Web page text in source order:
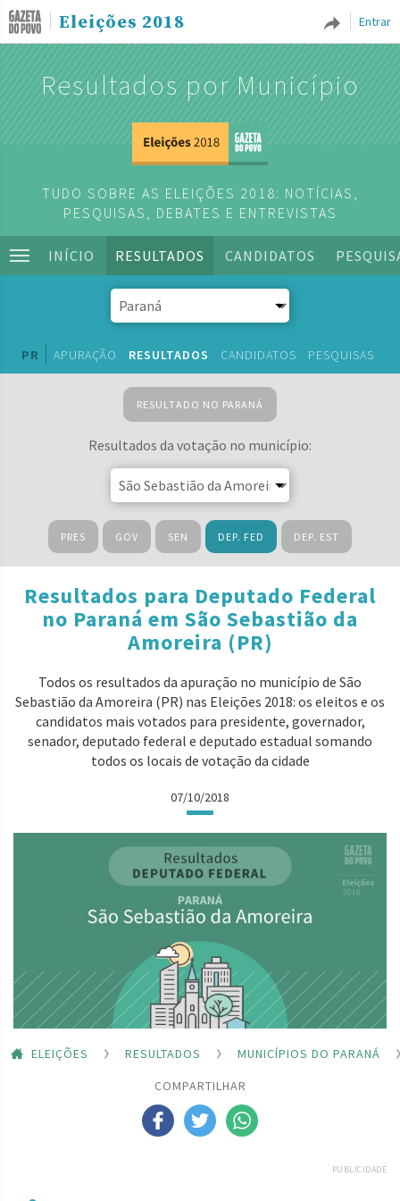
Entrar
Eleições 2018
Resultados por Município
TUDO SOBRE AS ELEIÇÕES 2018: NOTÍCIAS,
PESQUISAS, DEBATES E ENTREVISTAS
INÍCIO RESULTADOS CANDIDATOS
PR APURAÇÃO RESULTADOS CANDIDATOS PESQUISAS
RESULTADO NO PARANÁ
Resultados da votação no município:
PRES GOV SEN DEP. FED DEP. EST
Resultados para Deputado Federal
no Paraná em São Sebastião da
Amoreira (PR)
Todos os resultados da apuração no município de São
Sebastião da Amoreira (PR) nas Eleições 2018: os eleitos e os
candidatos mais votados para presidente, governador,
senador, deputado federal e deputado estadual somando
todos os locais de votação da cidade
07/10/2018
ELEIÇÕES RESULTADOS
MUNICÍPIOS DO PARANÁ
COMPARTILHAR
PUBLICIDADE